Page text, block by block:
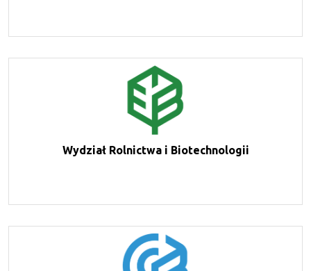
Wydział Rolnictwa i Biotechnologii